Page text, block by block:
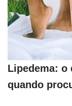
Lipedema: o
quando